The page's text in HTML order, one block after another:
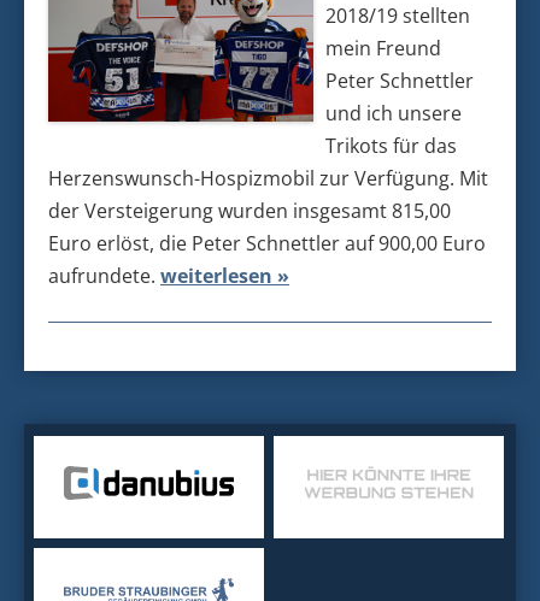
2018/19 stellten
mein Freund
Peter Schnettler
und ich unsere
Trikots für das
Herzenswunsch-Hospizmobil zur Verfügung. Mit
der Versteigerung wurden insgesamt 815,00
Euro erlöst, die Peter Schnettler auf 900,00 Euro
aufrundete. weiterlesen »